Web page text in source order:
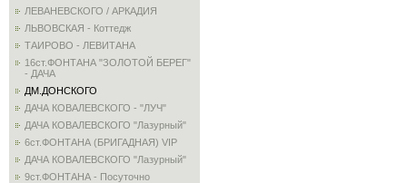
ЛЕВАНЕВСКОГО / АРКАДИЯ
ЛЬВОВСКАЯ - Коттедж
ТАИРОВО - ЛЕВИТАНА
16ст.ФОНТАНА "ЗОЛОТОЙ БЕРЕГ"
- ДАЧА
ДМ.ДОНСКОГО
ДАЧА КОВАЛЕВСКОГО - "ЛУЧ"
ДАЧА КОВАЛЕВСКОГО "Лазурный"
6ст.ФОНТАНА (БРИГАДНАЯ) VIP
ДАЧА КОВАЛЕВСКОГО "Лазурный"
9ст.ФОНТАНА - Посуточно